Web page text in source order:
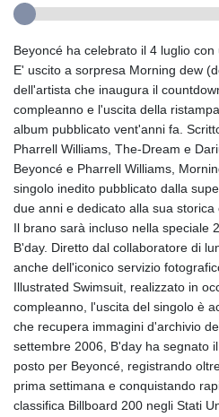
Beyoncé ha celebrato il 4 luglio
E' uscito a sorpresa Morning dew
dell'artista che inaugura il
compleanno e l'uscita della
album pubblicato vent'anni fa.
Pharrell Williams, The-Dream e
Beyoncé e Pharrell Williams,
singolo inedito pubblicato dalla
due anni e dedicato alla sua
Il brano sarà incluso nella speciale
B'day. Diretto dal collaboratore di
anche dell'iconico servizio
Illustrated Swimsuit, realizzato in
compleanno, l'uscita del singolo è
che recupera immagini d'archivio
settembre 2006, B'day ha segnato
posto per Beyoncé, registrando
prima settimana e conquistando
classifica Billboard 200 negli Stati